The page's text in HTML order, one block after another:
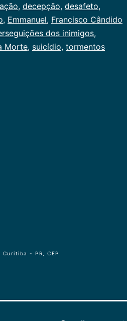
, decepção, desafeto,
, Emmanuel, Francisco Cândido
dos inimigos,
Morte, suicídio, tormentos
- PR, CEP: